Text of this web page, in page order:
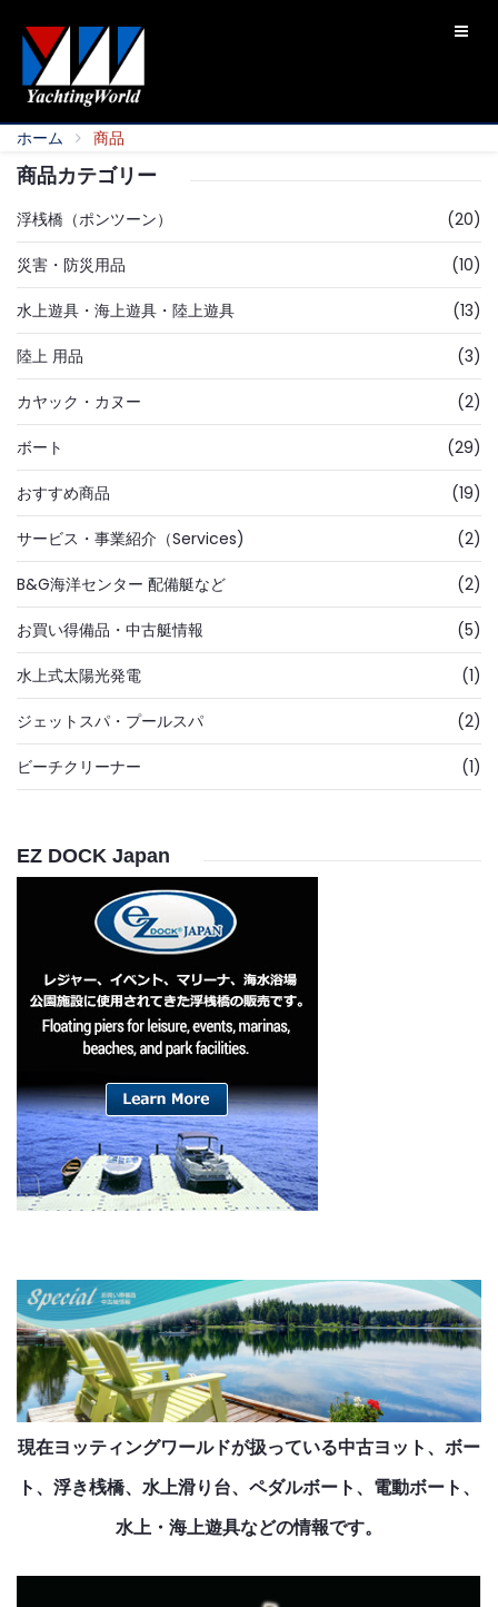
ホーム
商品
商品カテゴリー
浮桟橋（ポンツーン）
(20)
災害・防災用品 (10)
水上遊具・海上遊具・陸上遊具 (13)
陸上 用品 (3)
カヤック・カヌー (2)
ボート (29)
おすすめ商品 (19)
サービス・事業紹介（Services) (2)
B&G海洋センター 配備艇など (2)
お買い得備品・中古艇情報 (5)
水上式太陽光発電 (1)
ジェットスパ・プールスパ (2)
ビーチクリーナー (1)
EZ DOCK Japan
現在ヨッティングワールドが扱っている中古ヨット、ボー
ト、浮き桟橋、水上滑り台、ペダルボート、電動ボート、
水上・海上遊具などの情報です。